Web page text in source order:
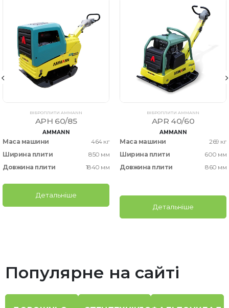
ВІБРОПЛИТИ AMMANN
APH 60/85
AMMANN
Маса машини
464 кг
Ширина плити
850 мм
Довжина плити
1840 мм
Детальніше
ВІБРОПЛИТИ AMMANN
APR 40/60
AMMANN
Маса машини
269 кг
Ширина плити
600 мм
Довжина плити
860 мм
Детальніше
Популярне на сайті